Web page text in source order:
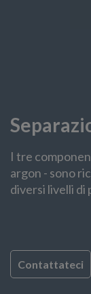
I tre
argon - sono
diversi livelli di
Contattateci